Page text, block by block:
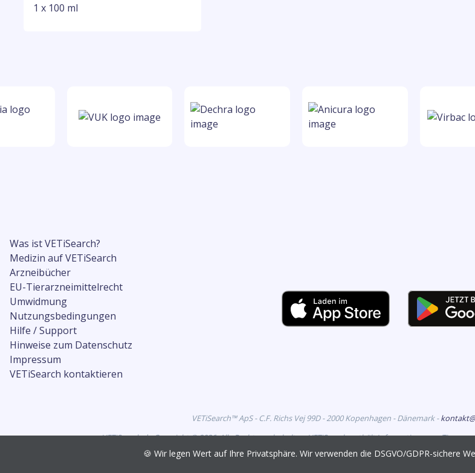
1 x 100 ml
Was ist VETiSearch?
Medizin auf VETiSearch
Arzneibücher
EU-Tierarzneimittelrecht
Umwidmung
Nutzungsbedingungen
Hilfe / Support
Hinweise zum Datenschutz
Impressum
VETiSearch kontaktieren
VETiSearch™ ApS - C.F. Richs Vej 99D - 2000 Kopenhagen - Dänemark -
VETiSearch.de Copyright © 2026. Alle Rechte vorbehalten. VETiSearch enthält Informationen zu
richtet sich an tiermedizinische
🍪 Wir legen Wert auf Ihre Privatsphäre. Wir verwenden die DSGVO/GDPR-sichere